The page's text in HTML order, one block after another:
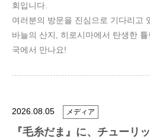
회입니다.
여러분의 방문을 진심으로 기다리고
바늘의 산지, 히로시마에서 탄생한
국에서 만나요!
2026.08.05 メディア
『毛糸だま』に、チュー